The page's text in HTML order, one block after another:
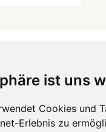
ist uns
Cookies und
Erlebnis zu
mehr ...
Hörgeräte